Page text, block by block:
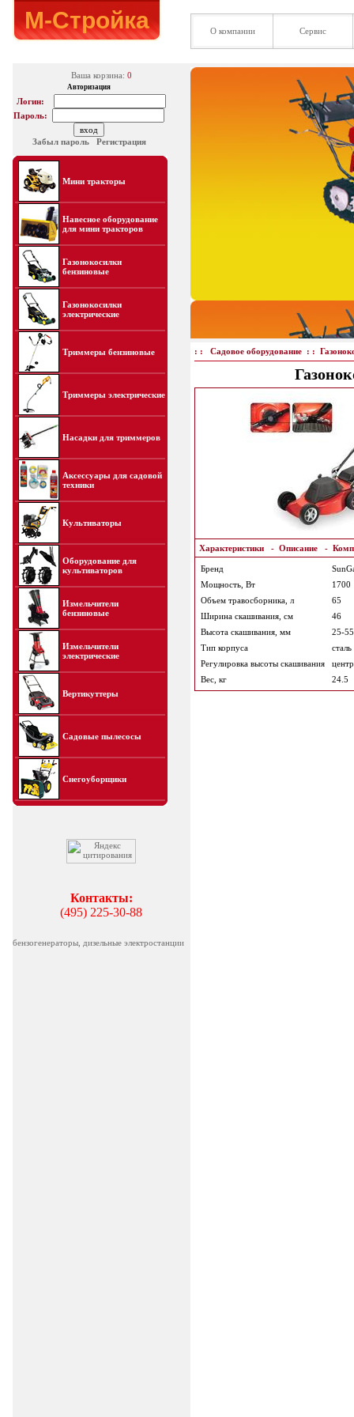
М-Стройка О компании Сервис
Ваша корзина: 0
Авторизация
Логин:
Пароль:
Забыл пароль Регистрация
Мини тракторы
Навесное оборудование
для мини тракторов
Газонокосилки
бензиновые
Газонокосилки
электрические
Триммеры бензиновые
Триммеры электрические
Насадки для триммеров
Аксессуары для садовой
техники
Культиваторы
Оборудование для
культиваторов
Измельчители
бензиновые
Измельчители
электрические
Вертикуттеры
Садовые пылесосы
Снегоуборщики
Контакты:
(495) 225-30-88
бензогенераторы, дизельные электростанции
: : Садовое оборудование: :
Характеристики- Описание-
Бренд
Мощность, Вт
1700
Объем травосборника, л
65
Ширина скашивания, см
46
Высота скашивания, мм
25-55
Тип корпуса
сталь
Регулировка высоты скашивания
Вес, кг
24.5